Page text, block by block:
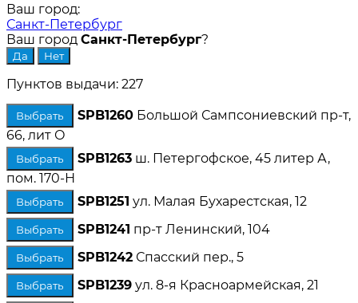
Ваш город:
Санкт-Петербург
Ваш город Санкт-Петербург?
Пунктов выдачи: 227
Выбрать SPB1260 Большой Сампсониевский пр-т,
66, лит О
Выбрать SPB1263 ш. Петергофское, 45 литер А,
пом. 170-Н
Выбрать SPB1251 ул. Малая Бухарестская, 12
Выбрать SPB1241 пр-т Ленинский, 104
Выбрать SPB1242 Спасский пер., 5
Выбрать SPB1239 ул. 8-я Красноармейская, 21